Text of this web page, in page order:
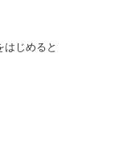
じめると